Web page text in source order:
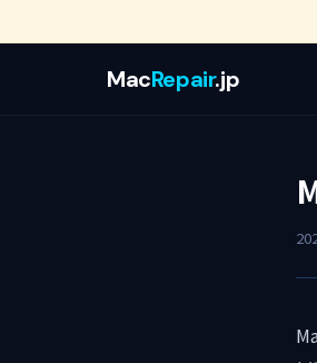
MacRepair.jp